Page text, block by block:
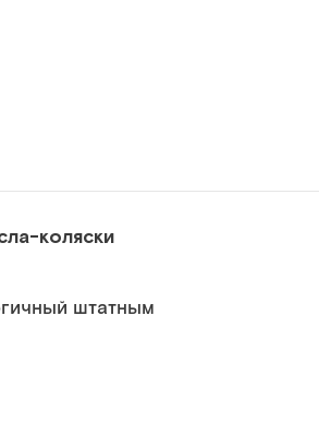
коляски
штатным